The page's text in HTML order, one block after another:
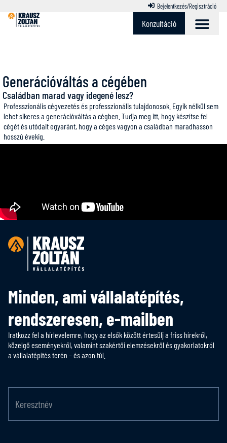
Bejelentkezés/Regisztráció
Konzultáció
Generációváltás a cégében
Családban marad vagy idegené lesz?
Professzionális cégvezetés és professzionális tulajdonosok. Egyik nélkül sem
lehet sikeres a generációváltás a cégben. Tudja meg itt, hogy készítse fel
cégét és utódait egyaránt, hogy a céges vagyon a családban maradhasson
hosszú évekig.
Minden, ami vállalatépítés,
rendszeresen, e-mailben
Iratkozz fel a hírlevelemre, hogy az elsők között értesülj a friss hírekről,
közelgő eseményekről, valamint szakértői elemzésekről és gyakorlatokról
a vállalatépítés terén – és azon túl.